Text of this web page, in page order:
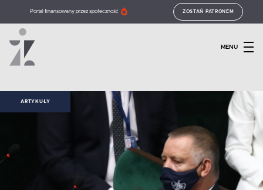
Portal finansowany przez społeczność ZOSTAŃ PATRONEM
MENU
ARTYKUŁY